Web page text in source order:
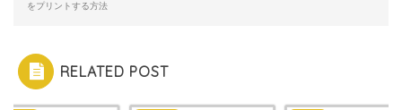
をプリントする方法
RELATED POST